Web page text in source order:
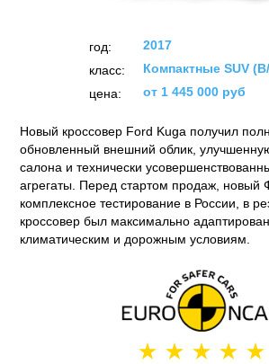
год:
2017
класс:
Компактные SUV
цена:
от 1 445 000 руб
Новый кроссовер Ford Kuga получил
обновленный внешний облик,
салона и технически
агрегаты. Перед стартом продаж, новый
комплексное тестирование в России, в
кроссовер был максимально
климатическим и дорожным условиям.